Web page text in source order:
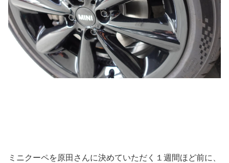
ミニクーペを原田さんに決めていただく１週間ほど前に、